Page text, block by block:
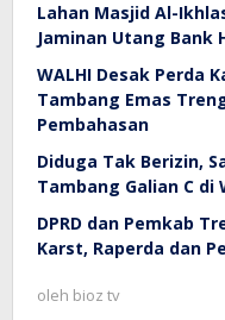
Lahan Masjid Al-
Jaminan Utang Bank
WALHI Desak Perda
Tambang Emas
Pembahasan
Diduga Tak Berizin,
Tambang Galian C di
DPRD dan Pemkab
Karst, Raperda dan
oleh bioz tv